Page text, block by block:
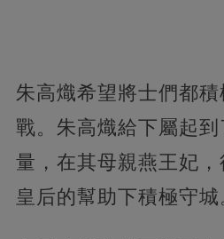
朱高熾希望將士們都
戰。朱高熾給下屬起
量，在其母親燕王妃
皇后的幫助下積極守城